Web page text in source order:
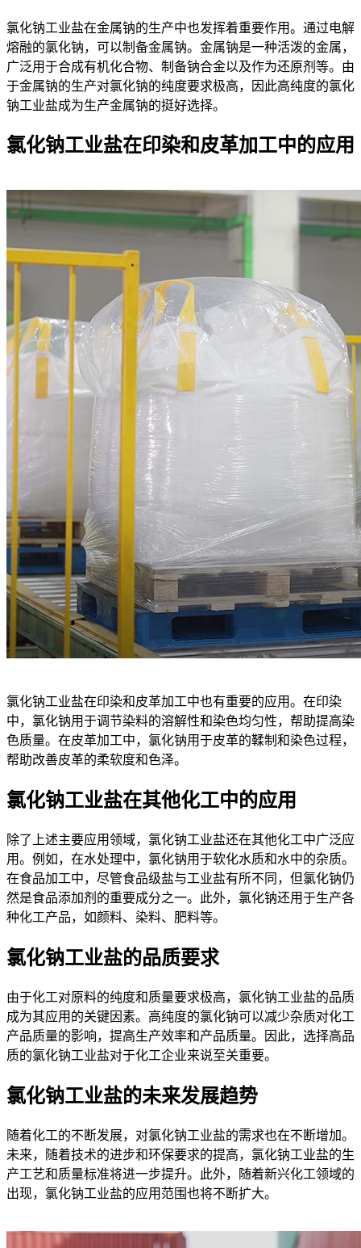
氯化钠工业盐在金属钠的生产中也发挥着重要作用。通过电解
熔融的氯化钠，可以制备金属钠。金属钠是一种活泼的金属，
广泛用于合成有机化合物、制备钠合金以及作为还原剂等。由
于金属钠的生产对氯化钠的纯度要求极高，因此高纯度的氯化
钠工业盐成为生产金属钠的挺好选择。
氯化钠工业盐在印染和皮革加工中的应用
氯化钠工业盐在印染和皮革加工中也有重要的应用。在印染
中，氯化钠用于调节染料的溶解性和染色均匀性，帮助提高染
色质量。在皮革加工中，氯化钠用于皮革的鞣制和染色过程，
帮助改善皮革的柔软度和色泽。
氯化钠工业盐在其他化工中的应用
除了上述主要应用领域，氯化钠工业盐还在其他化工中广泛应
用。例如，在水处理中，氯化钠用于软化水质和水中的杂质。
在食品加工中，尽管食品级盐与工业盐有所不同，但氯化钠仍
然是食品添加剂的重要成分之一。此外，氯化钠还用于生产各
种化工产品，如颜料、染料、肥料等。
氯化钠工业盐的品质要求
由于化工对原料的纯度和质量要求极高，氯化钠工业盐的品质
成为其应用的关键因素。高纯度的氯化钠可以减少杂质对化工
产品质量的影响，提高生产效率和产品质量。因此，选择高品
质的氯化钠工业盐对于化工企业来说至关重要。
氯化钠工业盐的未来发展趋势
随着化工的不断发展，对氯化钠工业盐的需求也在不断增加。
未来，随着技术的进步和环保要求的提高，氯化钠工业盐的生
产工艺和质量标准将进一步提升。此外，随着新兴化工领域的
出现，氯化钠工业盐的应用范围也将不断扩大。